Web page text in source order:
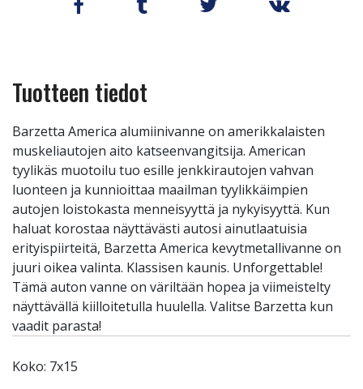
Tuotteen tiedot
Barzetta America alumiinivanne on amerikkalaisten
muskeliautojen aito katseenvangitsija. American
tyylikäs muotoilu tuo esille jenkkirautojen vahvan
luonteen ja kunnioittaa maailman tyylikkäimpien
autojen loistokasta menneisyyttä ja nykyisyyttä. Kun
haluat korostaa näyttävästi autosi ainutlaatuisia
erityispiirteitä, Barzetta America kevytmetallivanne on
juuri oikea valinta. Klassisen kaunis. Unforgettable!
Tämä auton vanne on väriltään hopea ja viimeistelty
näyttävällä kiilloitetulla huulella. Valitse Barzetta kun
vaadit parasta!
Koko: 7x15